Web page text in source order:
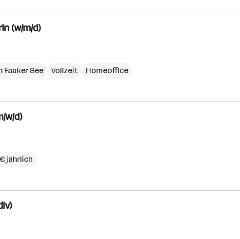
(w/m/d)
Faaker See Vollzeit Homeoffice
w/d)
jährlich